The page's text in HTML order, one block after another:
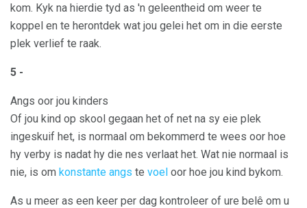
kom. Kyk na hierdie tyd as 'n geleentheid om weer te
koppel en te herontdek wat jou gelei het om in die eerste
plek verlief te raak.
5 -
Angs oor jou kinders
Of jou kind op skool gegaan het of net na sy eie plek
ingeskuif het, is normaal om bekommerd te wees oor hoe
hy verby is nadat hy die nes verlaat het. Wat nie normaal is
nie, is om konstante angs te voel oor hoe jou kind bykom.
As u meer as een keer per dag kontroleer of ure belê om u